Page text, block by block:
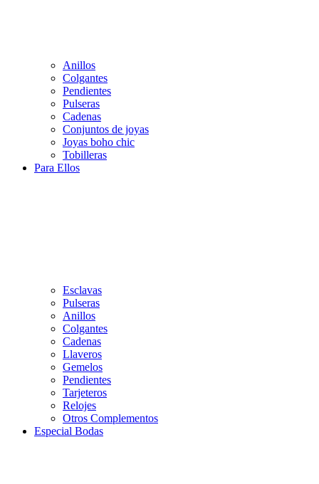
Anillos
Colgantes
Pendientes
Pulseras
Cadenas
Conjuntos de joyas
Joyas boho chic
Tobilleras
Para Ellos
Esclavas
Pulseras
Anillos
Colgantes
Cadenas
Llaveros
Gemelos
Pendientes
Tarjeteros
Relojes
Otros Complementos
Especial Bodas